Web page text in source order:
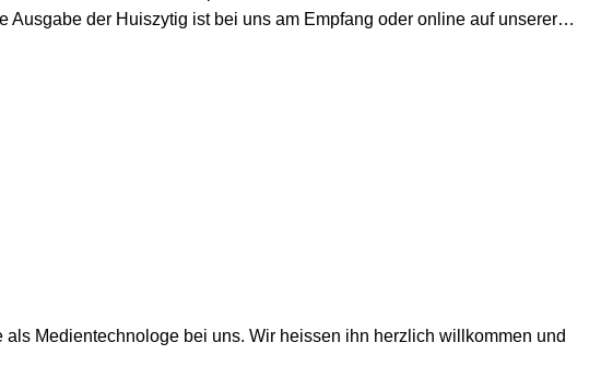
der Huiszytig ist bei uns am Empfang oder online auf unserer…
Medientechnologe bei uns. Wir heissen ihn herzlich willkommen und